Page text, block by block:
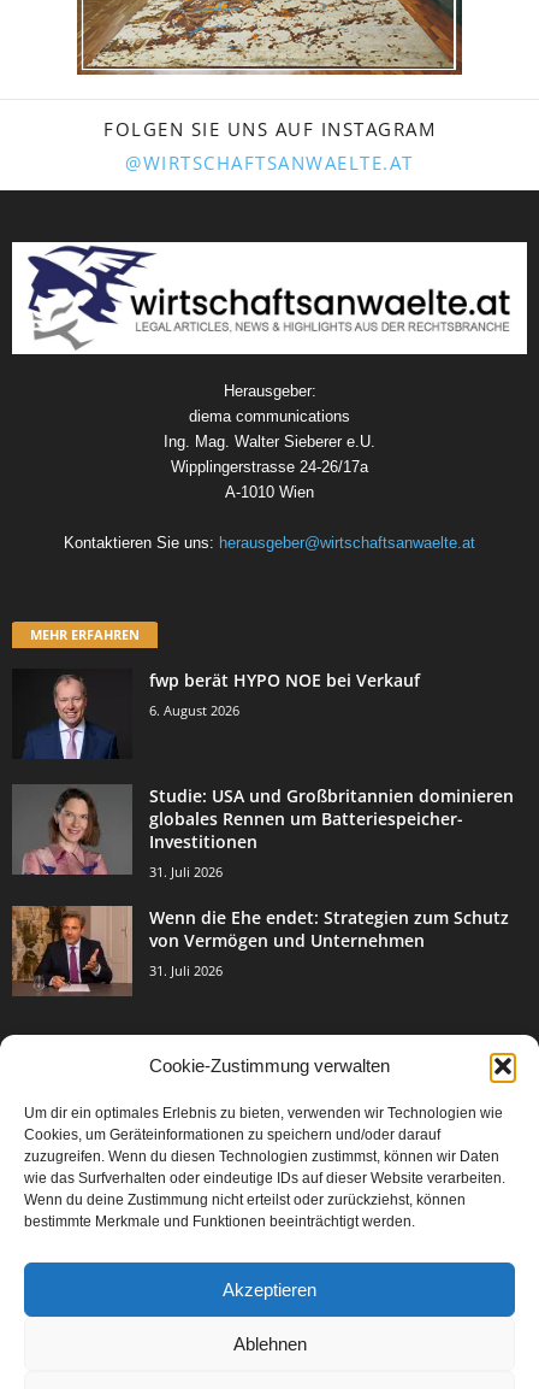
Cookie-Zustimmung verwalten
Um dir ein optimales Erlebnis zu bieten, verwenden wir Technologien wie
Cookies, um Geräteinformationen zu speichern und/oder darauf
zuzugreifen. Wenn du diesen Technologien zustimmst, können wir Daten
wie das Surfverhalten oder eindeutige IDs auf dieser Website verarbeiten.
Wenn du deine Zustimmung nicht erteilst oder zurückziehst, können
bestimmte Merkmale und Funktionen beeinträchtigt werden.
Akzeptieren
Ablehnen
FOLGEN SIE UNS AUF INSTAGRAM
@WIRTSCHAFTSANWAELTE.AT
Herausgeber:
diema communications
Ing. Mag. Walter Sieberer e.U.
Wipplingerstrasse 24-26/17a
A-1010 Wien
Kontaktieren Sie uns: herausgeber@wirtschaftsanwaelte.at
MEHR ERFAHREN
fwp berät HYPO NOE bei Verkauf
6. August 2026
Studie: USA und Großbritannien dominieren
globales Rennen um Batteriespeicher-
Investitionen
31. Juli 2026
Wenn die Ehe endet: Strategien zum Schutz
von Vermögen und Unternehmen
31. Juli 2026
Events & Success 3003
Breaking News 2067
Aktuelles
Featured Article
Karriere 567